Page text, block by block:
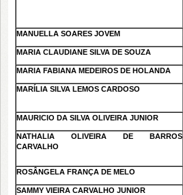
MANUELLA SOARES JOVEM
MARIA CLAUDIANE SILVA DE SOUZA
MARIA FABIANA MEDEIROS DE HOLANDA
MARÍLIA SILVA LEMOS CARDOSO
MAURICIO DA SILVA OLIVEIRA JUNIOR
NATHALIA OLIVEIRA DE BARROS
CARVALHO
ROSÂNGELA FRANÇA DE MELO
SAMMY VIEIRA CARVALHO JUNIOR